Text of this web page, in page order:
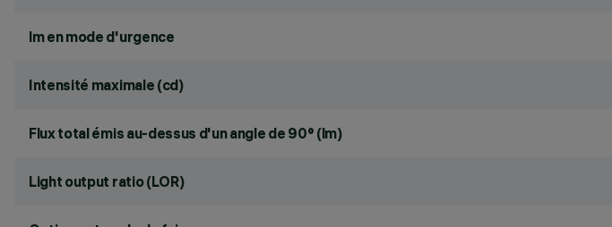
lm en mode d'urgence
Intensité maximale (cd)
Flux total émis au-dessus d'un angle de 90° (lm)
Light output ratio (LOR)